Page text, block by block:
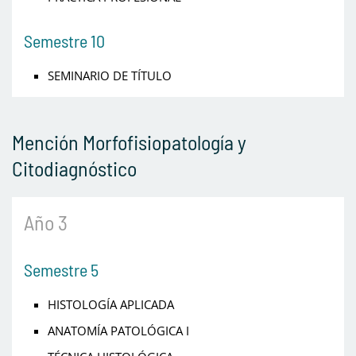
Semestre 10
SEMINARIO DE TÍTULO
Mención Morfofisiopatología y
Citodiagnóstico
Año 3
Semestre 5
HISTOLOGÍA APLICADA
ANATOMÍA PATOLÓGICA I